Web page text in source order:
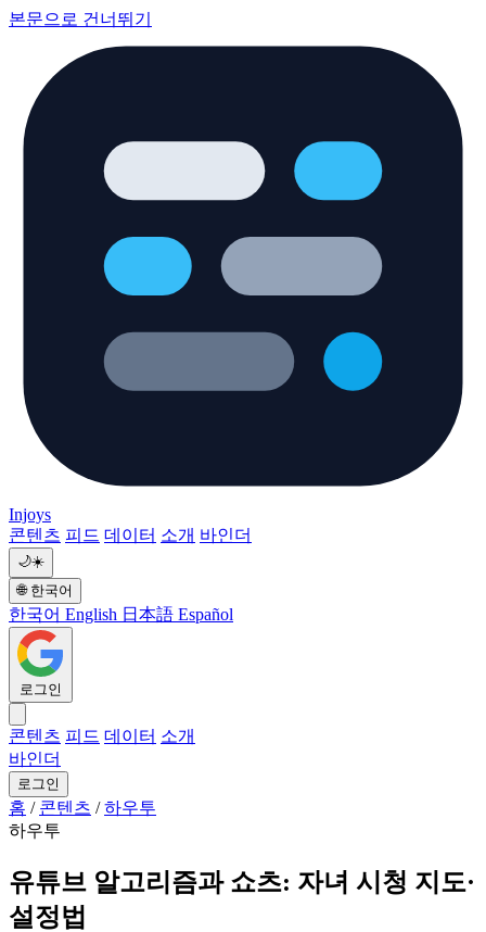
본문으로 건너뛰기
Injoys
콘텐츠 피드 데이터 소개 바인더
🌙☀️
🌐 한국어
한국어 English 日本語 Español
로그인
콘텐츠 피드 데이터 소개
바인더
로그인
홈 / 콘텐츠 / 하우투
하우투
유튜브 알고리즘과 쇼츠: 자녀 시청 지도·
설정법